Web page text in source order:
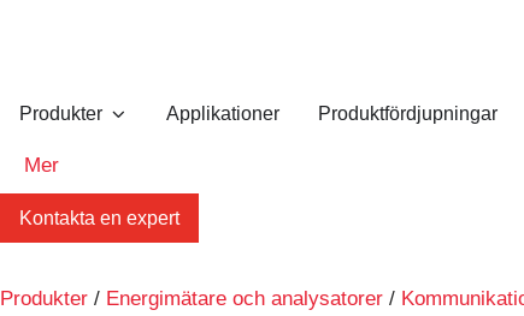
Produkter Applikationer Produktfördjupningar
Mer
Kontakta en expert
Produkter / Energimätare och analysatorer /